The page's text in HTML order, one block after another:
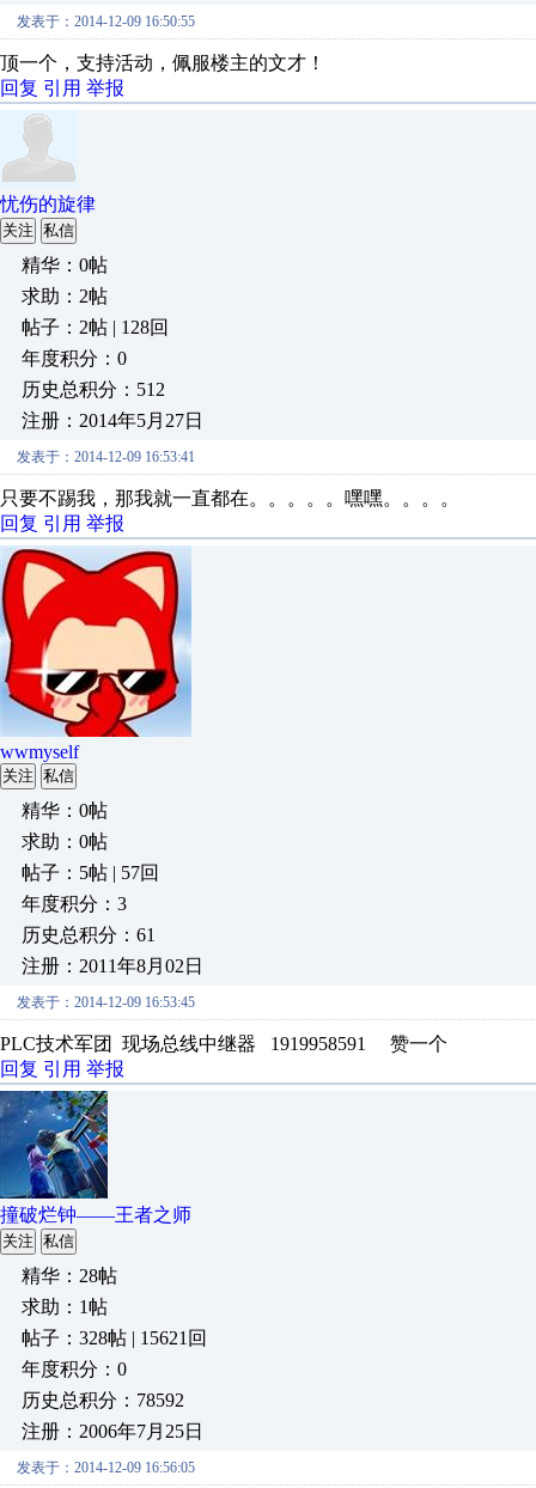
发表于：2014-12-09 16:50:55
顶一个，支持活动，佩服楼主的文才！
回复 引用 举报
忧伤的旋律
关注 私信
精华：0帖
求助：2帖
帖子：2帖 | 128回
年度积分：0
历史总积分：512
注册：2014年5月27日
发表于：2014-12-09 16:53:41
只要不踢我，那我就一直都在。。。。。嘿嘿。。。。
回复 引用 举报
wwmyself
关注 私信
精华：0帖
求助：0帖
帖子：5帖 | 57回
年度积分：3
历史总积分：61
注册：2011年8月02日
发表于：2014-12-09 16:53:45
PLC技术军团 现场总线中继器 1919958591 赞一个
回复 引用 举报
撞破烂钟——王者之师
关注 私信
精华：28帖
求助：1帖
帖子：328帖 | 15621回
年度积分：0
历史总积分：78592
注册：2006年7月25日
发表于：2014-12-09 16:56:05